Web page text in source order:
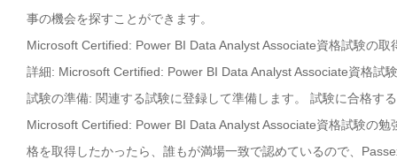
事の機会を探すことができます。
Microsoft Certified: Power BI Data Analyst Associate資格試験の
詳細: Microsoft Certified: Power BI Data Analyst Associate資格試
試験の準備: 関連する試験に登録して準備します。 試験に合格す
Microsoft Certified: Power BI Data Analyst Associate資格試験の
格を取得したかったら、誰もが満場一致で認めているので、